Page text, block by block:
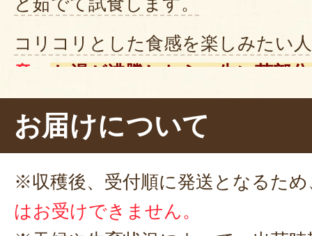
コリコリとした食感を楽しみたい
意
お湯が沸騰したら、先に茎部
を入れて、時間差で茹でるのがお
鮮やかな緑色に茹で上がりました。
を付けて、いただきます。 ほど良
味しい！
クセのないやさしい甘さ
られちゃいますね。
サラダやスー
お届けについて
※収穫後、受付順に発送となるため
はお受けできません。